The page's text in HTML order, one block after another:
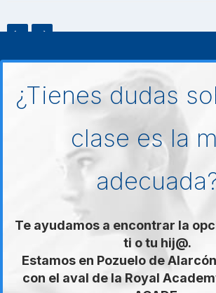
¿Tienes dudas
clase es la
Te ayudamos a encontrar la
ti o tu hij@.
Estamos en Pozuelo de
con el aval de la Royal